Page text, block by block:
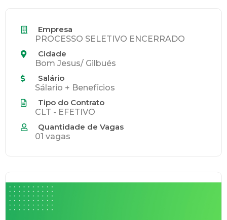
Empresa
PROCESSO SELETIVO ENCERRADO
Cidade
Bom Jesus/ Gilbués
Salário
Sálario + Benefícios
Tipo do Contrato
CLT - EFETIVO
Quantidade de Vagas
01 vagas